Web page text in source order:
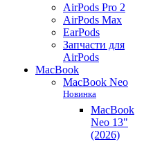
AirPods Pro 2
AirPods Max
EarPods
Запчасти для
AirPods
MacBook
MacBook Neo
Новинка
MacBook
Neo 13"
(2026)